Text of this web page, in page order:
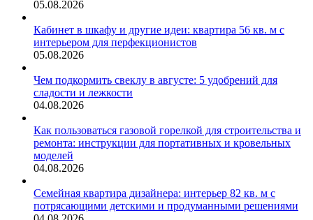
05.08.2026
Кабинет в шкафу и другие идеи: квартира 56 кв. м с
интерьером для перфекционистов
05.08.2026
Чем подкормить свеклу в августе: 5 удобрений для
сладости и лежкости
04.08.2026
Как пользоваться газовой горелкой для строительства и
ремонта: инструкции для портативных и кровельных
моделей
04.08.2026
Семейная квартира дизайнера: интерьер 82 кв. м с
потрясающими детскими и продуманными решениями